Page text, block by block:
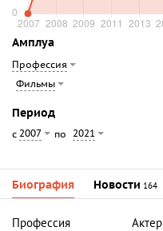
Амплуа
Профессия
Фильмы
Период
с 2007 по 2021
Биография Новости 164
Профессия
Актер